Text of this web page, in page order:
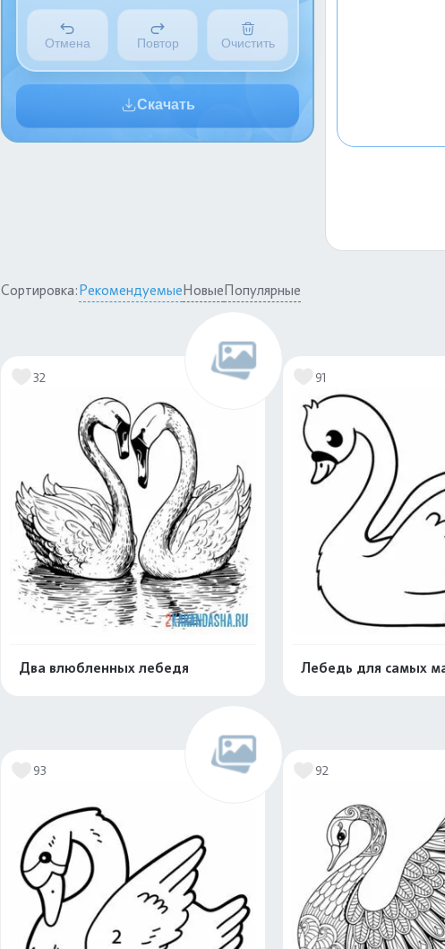
Отмена Повтор Очистить
Скачать
Сортировка:РекомендуемыеНовыеПопулярные
32
Два влюбленных лебедя
91
Лебедь для самых
93 92